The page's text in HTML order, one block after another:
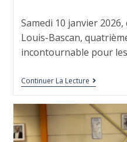
Samedi 10 janvier
Louis-Bascan,
incontournable pour
Continuer La Lecture